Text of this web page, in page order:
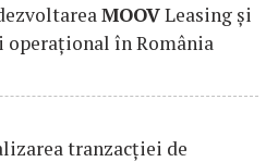
MOOVLeasing și
în România
tranzacției de